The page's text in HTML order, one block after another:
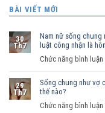
BÀI VIẾT MỚI
30
Th7
Nam nữ sống
luật công nhận là
Chức năng bình
29
Th7
Sống chung như vợ
thế nào?
Chức năng bình